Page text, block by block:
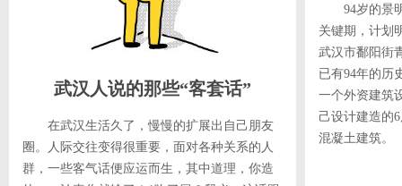
94岁的景
关键期，计划
武汉市鄱阳街
已有94年的历
一个外资建筑
己设计建造的
混凝土建筑。
武汉人说的那些“客套话”
在武汉生活久了，慢慢的扩展出自己朋友
圈。人际交往变得很重要，面对各种关系的人
群，一些客气话便应运而生，其中道理，你造